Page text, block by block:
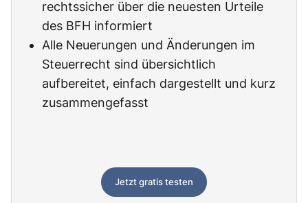
rechtssicher über die neuesten Urteile
des BFH informiert
Alle Neuerungen und Änderungen im
Steuerrecht sind übersichtlich
aufbereitet, einfach dargestellt und kurz
zusammengefasst
Jetzt gratis testen